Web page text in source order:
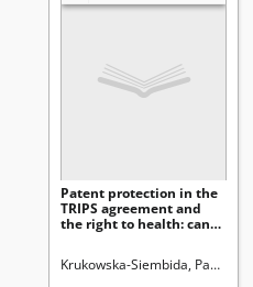
Patent protection in the
TRIPS agreement and
the right to health: can
Krukowska-Siembida, Paulina